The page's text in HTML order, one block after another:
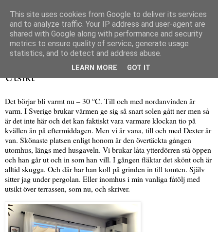
Utsikt
Det börjar bli varmt nu – 30 °C. Till och med nordanvinden är
varm. I Sverige brukar värmen ge sig så snart solen gått ner men så
är det inte här och det kan faktiskt vara varmare klockan tio på
kvällen än på eftermiddagen. Men vi är vana, till och med Dexter är
van. Skönaste platsen enligt honom är den övertäckta gången
utomhus, längs med husgaveln. Vi brukar låta ytterdörren stå öppen
och han går ut och in som han vill. I gången fläktar det skönt och är
alltid skugga. Och där har han koll på grinden in till tomten. Själv
sitter jag under pergolan. Eller inomhus i min vanliga fåtölj med
utsikt över terrassen, som nu, och skriver.
This site uses cookies from Google to deliver its services
and to analyze traffic. Your IP address and user-agent are
shared with Google along with performance and security
metrics to ensure quality of service, generate usage
statistics, and to detect and address abuse.
LEARN MORE GOT IT